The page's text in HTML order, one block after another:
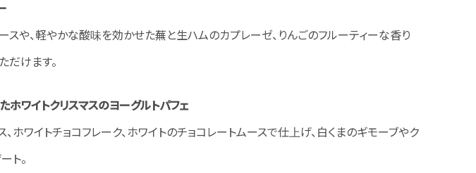
や、軽やかな酸味を効かせた蕪と生ハムのカプレーゼ、りんごのフルーティーな香り
だけます。
ワイトクリスマスのヨーグルトパフェ
ホワイトチョコフレーク、ホワイトのチョコレートムースで仕上げ、白くまのギモーブやク
ト。